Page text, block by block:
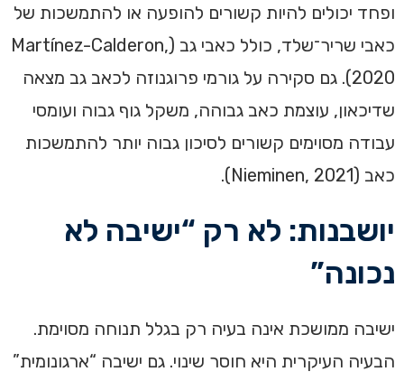
ופחד יכולים להיות קשורים להופעה או להתמשכות של
כאבי שריר־שלד, כולל כאבי גב (Martínez-Calderon,
2020). גם סקירה על גורמי פרוגנוזה לכאב גב מצאה
שדיכאון, עוצמת כאב גבוהה, משקל גוף גבוה ועומסי
עבודה מסוימים קשורים לסיכון גבוה יותר להתמשכות
כאב (Nieminen, 2021).
יושבנות: לא רק “ישיבה לא
נכונה”
ישיבה ממושכת אינה בעיה רק בגלל תנוחה מסוימת.
הבעיה העיקרית היא חוסר שינוי. גם ישיבה “ארגונומית”